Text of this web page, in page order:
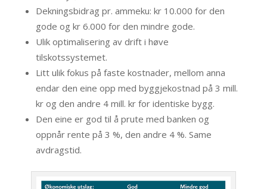
Dekningsbidrag pr. ammeku: kr 10.000 for den
gode og kr 6.000 for den mindre gode.
Ulik optimalisering av drift i høve
tilskotssystemet.
Litt ulik fokus på faste kostnader, mellom anna
endar den eine opp med byggjekostnad på 3 mill.
kr og den andre 4 mill. kr for identiske bygg.
Den eine er god til å prute med banken og
oppnår rente på 3 %, den andre 4 %. Same
avdragstid.